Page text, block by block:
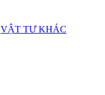
VẬT TƯ KHÁC